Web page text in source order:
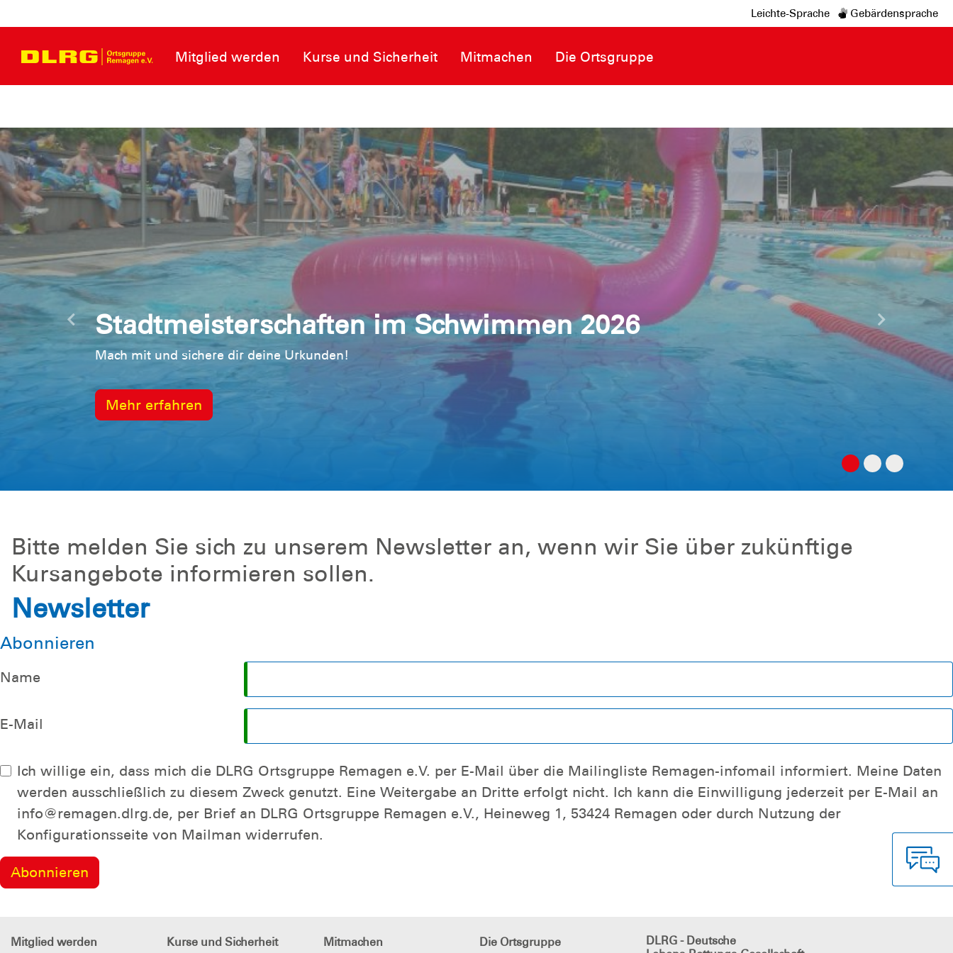
Leichte-Sprache Gebärdensprache
Mitglied werden Kurse und Sicherheit Mitmachen Die Ortsgruppe
Stadtmeisterschaften im Schwimmen 2026
Mach mit und sichere dir deine Urkunden!
Mehr erfahren
Vorherige Nächste
Bitte melden Sie sich zu unserem Newsletter an, wenn wir Sie über zukünftige
Kursangebote informieren sollen.
Newsletter
Abonnieren
Name
E-Mail
Ich willige ein, dass mich die DLRG Ortsgruppe Remagen e.V. per E-Mail über die Mailingliste Remagen-infomail informiert. Meine Daten
werden ausschließlich zu diesem Zweck genutzt. Eine Weitergabe an Dritte erfolgt nicht. Ich kann die Einwilligung jederzeit per E-Mail an
info@remagen.dlrg.de, per Brief an DLRG Ortsgruppe Remagen e.V., Heineweg 1, 53424 Remagen oder durch Nutzung der
Konfigurationsseite von Mailman widerrufen.
Mitglied werden Kurse und Sicherheit Mitmachen Die Ortsgruppe
DLRG - Deutsche